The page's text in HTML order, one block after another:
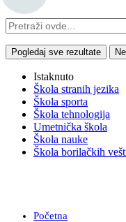
Pogledaj sve rezultate
Istaknuto
Škola stranih jezika
Škola sporta
Škola tehnologija
Umetnička škola
Škola nauke
Škola borilačkih
Početna